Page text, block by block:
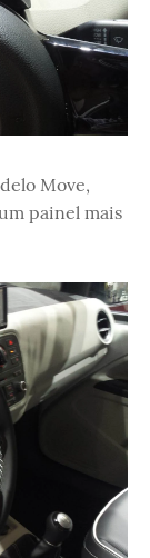
Move,
painel mais